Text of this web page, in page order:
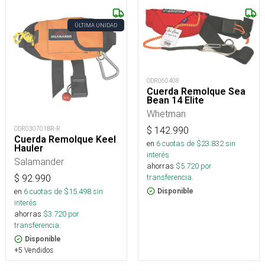
ÚLTIMA UNIDAD
ODR030701BR-R
Cuerda Remolque Keel
Hauler
Salamander
$ 92.990
en 6cuotas de $15.498sin
interés
ahorras $3.720 por
transferencia.
Disponible
+5 Vendidos
ODR060408
Cuerda Remolque Sea
Bean 14 Elite
Whetman
$ 142.990
en 6cuotas de $23.832sin
interés
ahorras $5.720 por
transferencia.
Disponible